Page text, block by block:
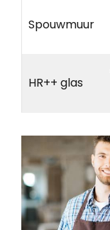
Spouwmuur
HR++ glas